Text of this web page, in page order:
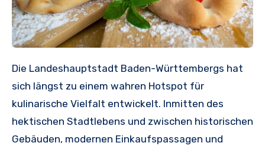
Die Landeshauptstadt Baden-Württembergs hat
sich längst zu einem wahren Hotspot für
kulinarische Vielfalt entwickelt. Inmitten des
hektischen Stadtlebens und zwischen historischen
Gebäuden, modernen Einkaufspassagen und